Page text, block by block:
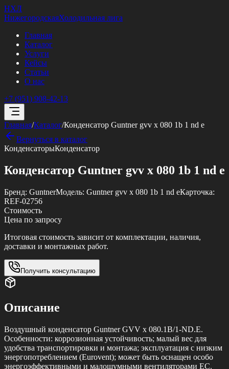
НХЛ
НижегородскаяХолодильная лига
Главная
Каталог
Услуги
Кейсы
Статьи
О нас
+7 (951) 908-42-13
Главная/Каталог/Конденсатор Guntner gvv x 080 1b 1 nd e
Вернуться в каталог
КонденсаторыКонденсатор
Конденсатор Guntner gvv x 080 1b 1 nd e
Бренд: GuntnerМодель: Guntner gvv x 080 1b 1 nd eКарточка:
REF-02756
Стоимость
Цена по запросу
Итоговая стоимость зависит от комплектации, наличия,
доставки и монтажных работ.
Получить консультацию
Описание
Воздушный конденсатор Guntner GVV x 080.1B/1-ND.E.
Особенности: коррозионная устойчивость; малый вес для
удобства транспортировки и монтажа; эксплуатация с низким
энергопотреблением (Eurovent); может быть оснащен особо
энергоэффективными и малошумными вентиляторами ЕС.